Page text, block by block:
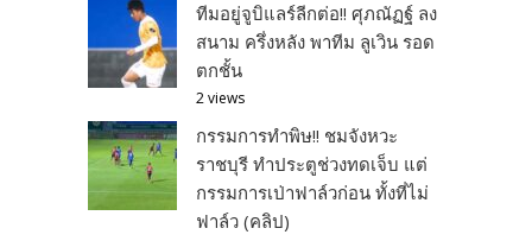
ทีมอยู่จูบิแลร์ลีกต่อ!! ศุภณัฏฐ์ ลง
สนาม ครึ่งหลัง พาทีม ลูเวิน รอด
ตกชั้น
2 views
กรรมการทำพิษ!! ชมจังหวะ
ราชบุรี ทำประตูช่วงทดเจ็บ แต่
กรรมการเป่าฟาล์วก่อน ทั้งที่ไม่
ฟาล์ว (คลิป)